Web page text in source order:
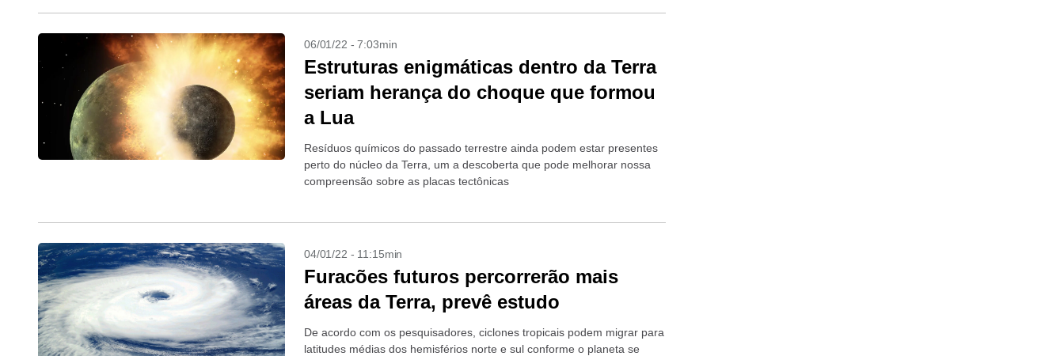
06/01/22 - 7:03min
Estruturas enigmáticas dentro da Terra
seriam herança do choque que formou
a Lua
Resíduos químicos do passado terrestre ainda podem estar presentes
perto do núcleo da Terra, um a descoberta que pode melhorar nossa
compreensão sobre as placas tectônicas
04/01/22 - 11:15min
Furacões futuros percorrerão mais
áreas da Terra, prevê estudo
De acordo com os pesquisadores, ciclones tropicais podem migrar para
latitudes médias dos hemisférios norte e sul conforme o planeta se